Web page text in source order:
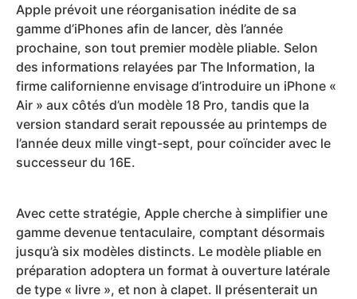
Apple prévoit une réorganisation inédite de sa
gamme d’iPhones afin de lancer, dès l’année
prochaine, son tout premier modèle pliable. Selon
des informations relayées par The Information, la
firme californienne envisage d’introduire un iPhone «
Air » aux côtés d’un modèle 18 Pro, tandis que la
version standard serait repoussée au printemps de
l’année deux mille vingt-sept, pour coïncider avec le
successeur du 16E.
Avec cette stratégie, Apple cherche à simplifier une
gamme devenue tentaculaire, comptant désormais
jusqu’à six modèles distincts. Le modèle pliable en
préparation adoptera un format à ouverture latérale
de type « livre », et non à clapet. Il présenterait un